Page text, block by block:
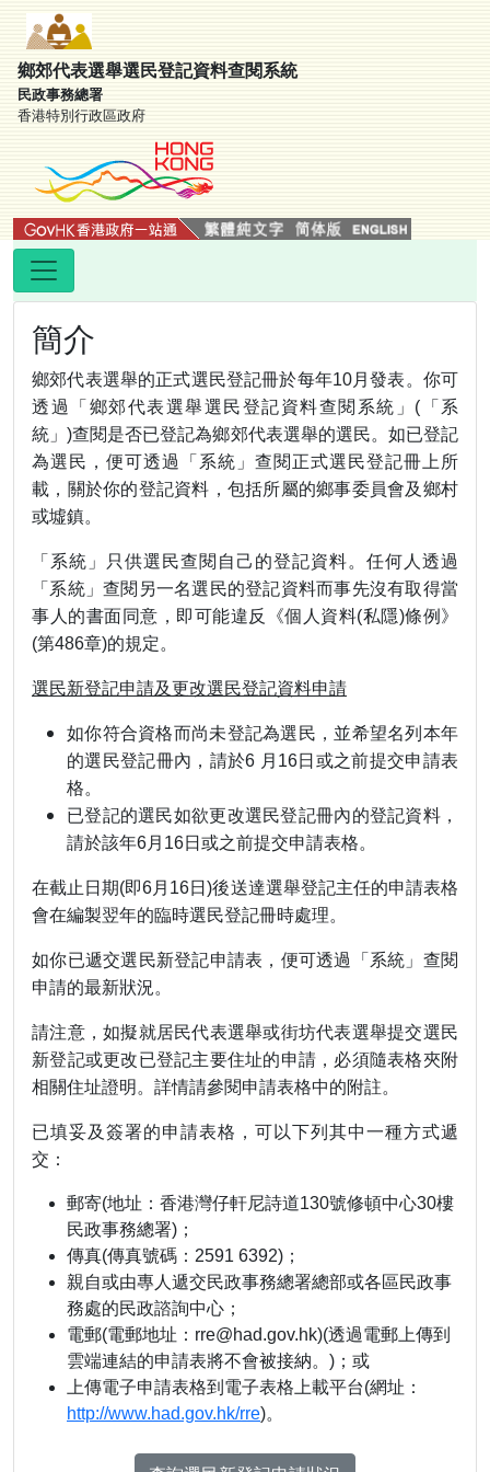
鄉郊代表選舉選民登記資料查閱系統
民政事務總署
香港特別行政區政府
簡介
鄉郊代表選舉的正式選民登記冊於每年10月發表。你可
透過「鄉郊代表選舉選民登記資料查閱系統」(「系
統」)查閱是否已登記為鄉郊代表選舉的選民。如已登記
為選民，便可透過「系統」查閱正式選民登記冊上所
載，關於你的登記資料，包括所屬的鄉事委員會及鄉村
或墟鎮。
「系統」只供選民查閱自己的登記資料。任何人透過
「系統」查閱另一名選民的登記資料而事先沒有取得當
事人的書面同意，即可能違反《個人資料(私隱)條例》
(第486章)的規定。
選民新登記申請及更改選民登記資料申請
如你符合資格而尚未登記為選民，並希望名列本年
的選民登記冊內，請於6 月16日或之前提交申請表
格。
已登記的選民如欲更改選民登記冊內的登記資料，
請於該年6月16日或之前提交申請表格。
在截止日期(即6月16日)後送達選舉登記主任的申請表格
會在編製翌年的臨時選民登記冊時處理。
如你已遞交選民新登記申請表，便可透過「系統」查閱
申請的最新狀況。
請注意，如擬就居民代表選舉或街坊代表選舉提交選民
新登記或更改已登記主要住址的申請，必須隨表格夾附
相關住址證明。詳情請參閱申請表格中的附註。
已填妥及簽署的申請表格，可以下列其中一種方式遞
交：
郵寄(地址：香港灣仔軒尼詩道130號修頓中心30樓
民政事務總署)；
傳真(傳真號碼：2591 6392)；
親自或由專人遞交民政事務總署總部或各區民政事
務處的民政諮詢中心；
電郵(電郵地址：rre@had.gov.hk)(透過電郵上傳到
雲端連結的申請表將不會被接納。)；或
上傳電子申請表格到電子表格上載平台(網址：
http://www.had.gov.hk/rre)。